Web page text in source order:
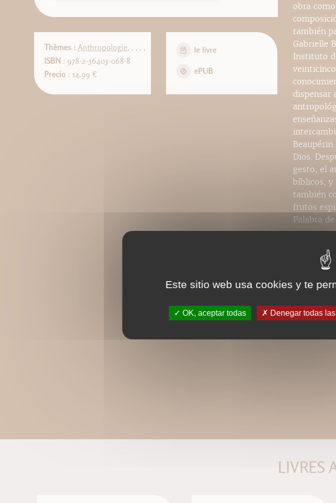
Thèmes : Anthropologie, , , , ,
ISBN : 978-2-36403-068-8
Precio: 14.99 €
le livre
ePUB
obra
también
Gabrielle
Instituto
dispensar
Dios.
gesto, el
bíblicos, y
también
frutos
Palabra
Ce
LIVRES
Este sitio web usa cookies y te
OK, aceptar todas Denegar todas